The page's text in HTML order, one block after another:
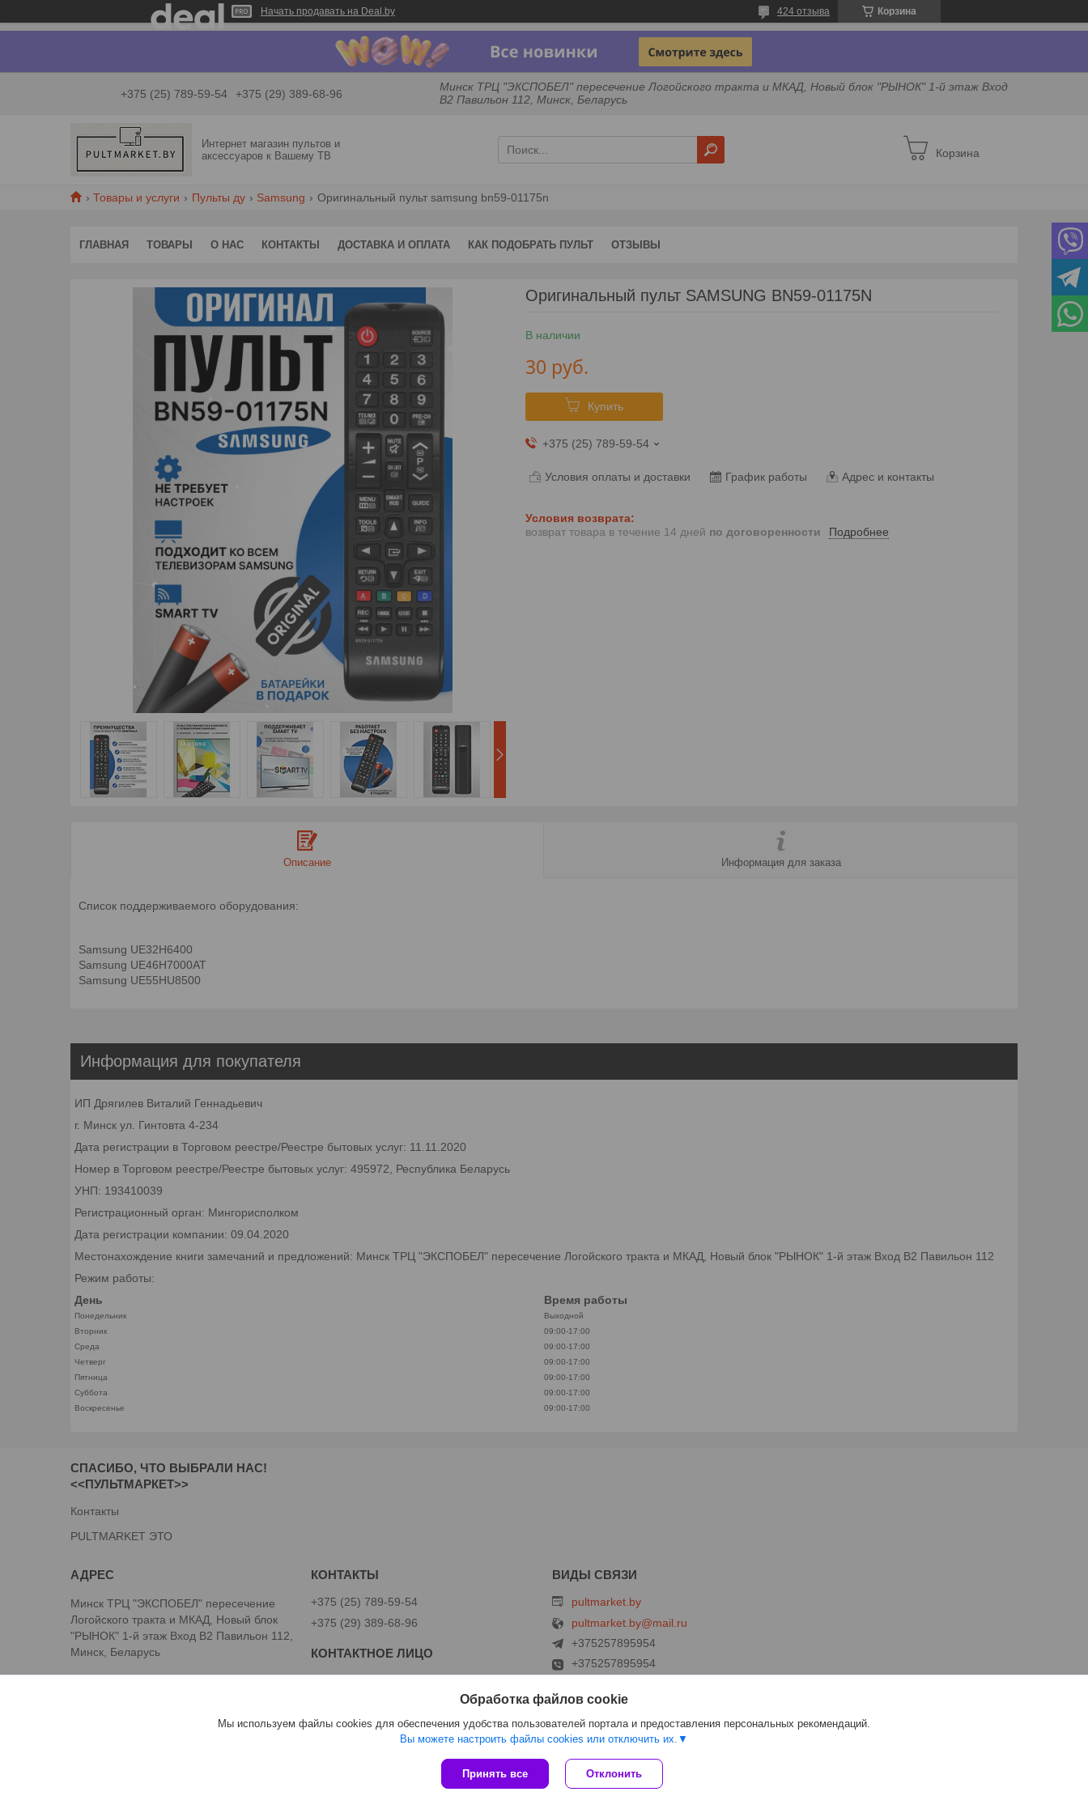
Начать продавать на Deal.by Корзина
424 отзыва
+375 (25) 789-59-54 +375 (29) 389-68-96
Минск ТРЦ "ЭКСПОБЕЛ" пересечение Логойского тракта и МКАД, Новый блок "РЫНОК" 1-й этаж Вход
B2 Павильон 112, Минск, Беларусь
Интернет магазин пультов и
аксессуаров к Вашему ТВ
Корзина
Товары и услуги Пульты ду Samsung Оригинальный пульт samsung bn59-01175n
ГЛАВНАЯ ТОВАРЫ О НАС КОНТАКТЫ ДОСТАВКА И ОПЛАТА КАК ПОДОБРАТЬ ПУЛЬТ ОТЗЫВЫ
Оригинальный пульт SAMSUNG BN59-01175N
В наличии
30 руб.
Купить
+375 (25) 789-59-54
Условия оплаты и доставки График работы Адрес и контакты
возврат товара в течение 14 дней по договоренности Подробнее
Описание Информация для заказа
Cписок поддерживаемого оборудования:
Samsung UE32H6400
Samsung UE46H7000AT
Samsung UE55HU8500
Информация для покупателя
ИП Дрягилев Виталий Геннадьевич
г. Минск ул. Гинтовта 4-234
Дата регистрации в Торговом реестре/Реестре бытовых услуг: 11.11.2020
Номер в Торговом реестре/Реестре бытовых услуг: 495972, Республика Беларусь
УНП: 193410039
Регистрационный орган: Мингорисполком
Дата регистрации компании: 09.04.2020
Местонахождение книги замечаний и предложений: Минск ТРЦ "ЭКСПОБЕЛ" пересечение Логойского тракта и МКАД, Новый блок "РЫНОК" 1-й этаж Вход B2 Павильон 112
Режим работы:
День
Время работы
Понедельник
Выходной
Вторник
09:00-17:00
Среда
09:00-17:00
Четверг
09:00-17:00
Пятница
09:00-17:00
Суббота
09:00-17:00
Воскресенье
09:00-17:00
СПАСИБО, ЧТО ВЫБРАЛИ НАС!
<<ПУЛЬТМАРКЕТ>>
Контакты
PULTMARKET ЭТО
Минск ТРЦ "ЭКСПОБЕЛ" пересечение
Логойского тракта и МКАД, Новый блок
"РЫНОК" 1-й этаж Вход B2 Павильон 112,
Минск, Беларусь
+375 (25) 789-59-54
+375 (29) 389-68-96
pultmarket.by
pultmarket.by@mail.ru
+375257895954
+375257895954
Сайт создан на платформе Deal.by
Политика обработки файлов cookies
Обработка файлов cookie
Мы используем файлы cookies для обеспечения удобства пользователей портала и предоставления персональных рекомендаций.
Вы можете настроить файлы cookies или отключить их.
Принять все Отклонить